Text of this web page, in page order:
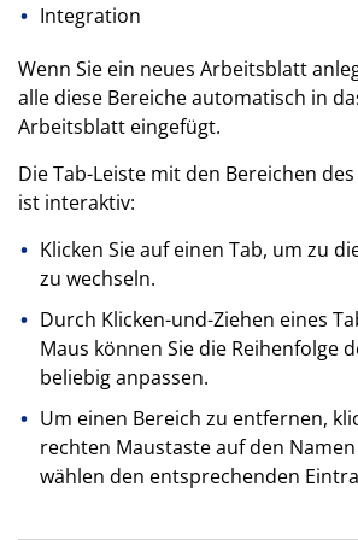
Integration
Wenn Sie ein neues Arbeitsblatt
alle diese Bereiche automatisch in
Arbeitsblatt eingefügt.
Die Tab-Leiste mit den Bereichen
ist interaktiv:
Klicken Sie auf einen Tab, um zu
zu wechseln.
Durch Klicken-und-Ziehen eines
Maus können Sie die Reihenfolge
beliebig anpassen.
Um einen Bereich zu entfernen,
rechten Maustaste auf den
wählen den entsprechenden